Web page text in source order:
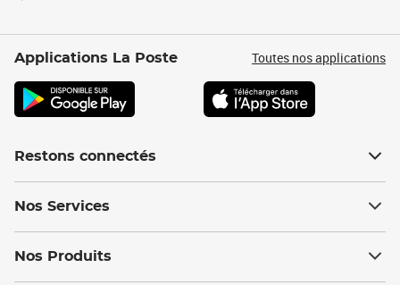
Applications La Poste Toutes nos applications
Restons connectés
Nos Services
Nos Produits